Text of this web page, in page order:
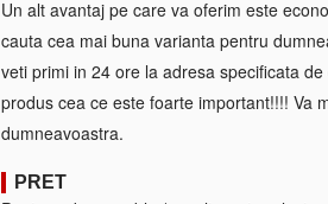
Un alt avantaj pe care va oferim este
cauta cea mai buna varianta pentru
veti primi in 24 ore la adresa specificata
produs cea ce este foarte important!!!! Va
dumneavoastra.
PRET